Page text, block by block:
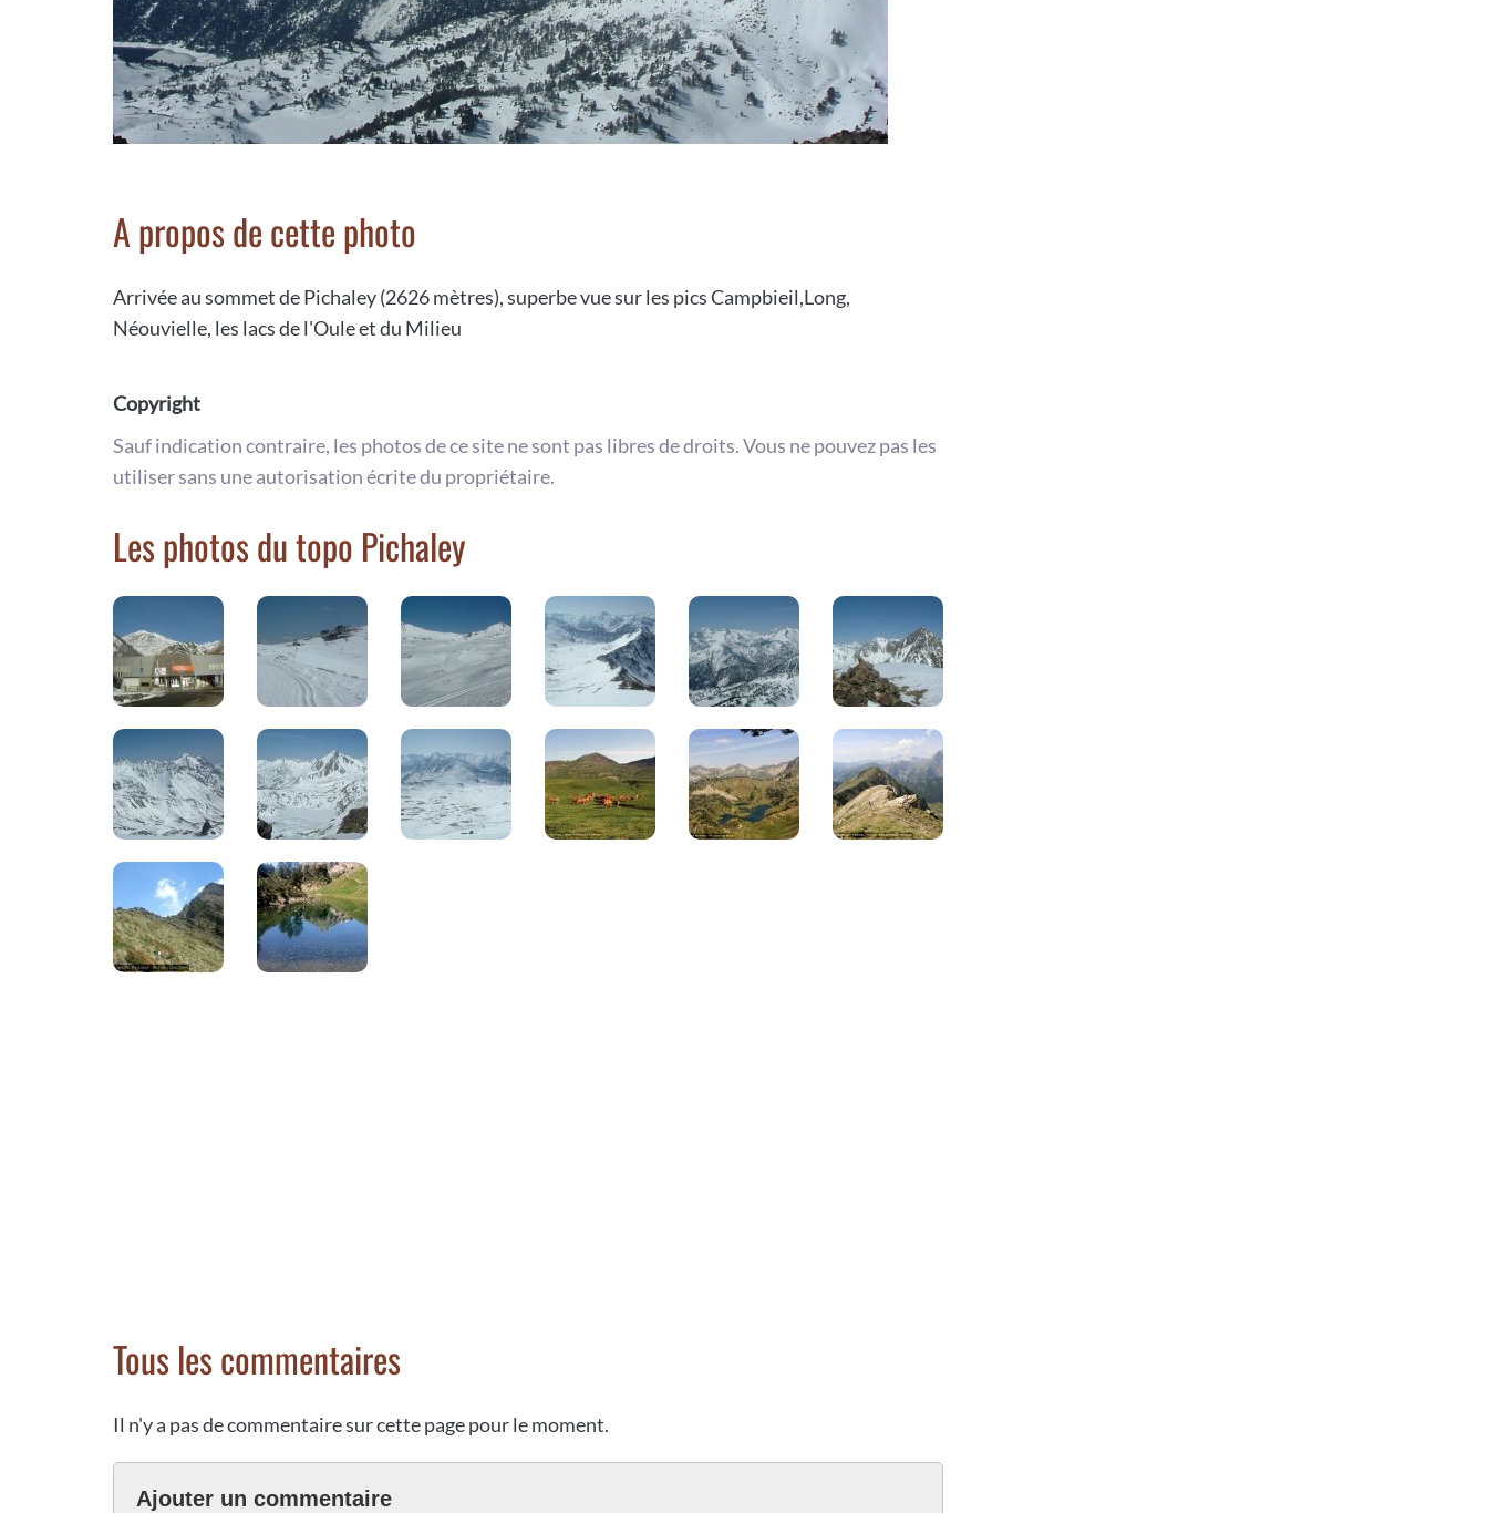
A propos de cette photo
Arrivée au sommet de Pichaley (2626 mètres), superbe vue sur les pics Campbieil,Long,
Néouvielle, les lacs de l'Oule et du Milieu
Copyright
Sauf indication contraire, les photos de ce site ne sont pas libres de droits. Vous ne pouvez pas les
utiliser sans une autorisation écrite du propriétaire.
Les photos du topo Pichaley
Tous les commentaires
Il n'y a pas de commentaire sur cette page pour le moment.
Ajouter un commentaire